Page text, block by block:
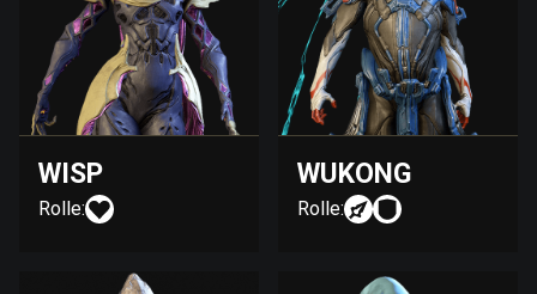
WISP
Rolle:
WUKONG
Rolle: